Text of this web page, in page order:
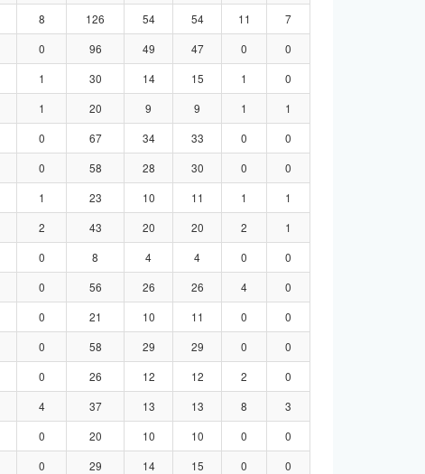
8 126 54 54 11
7
0 96 49 47 0
0
1 30 14 15 1
0
1 20 9 9 1
1
0 67 34 33 0
0
0 58 28 30 0
0
1 23 10 11 1
1
2 43 20 20 2
1
0 8 4 4 0
0
0 56 26 26 4
0
0 21 10 11 0
0
0 58 29 29 0
0
0 26 12 12 2
0
4 37 13 13 8
3
0 20 10 10 0
0
0 29 14 15 0
0